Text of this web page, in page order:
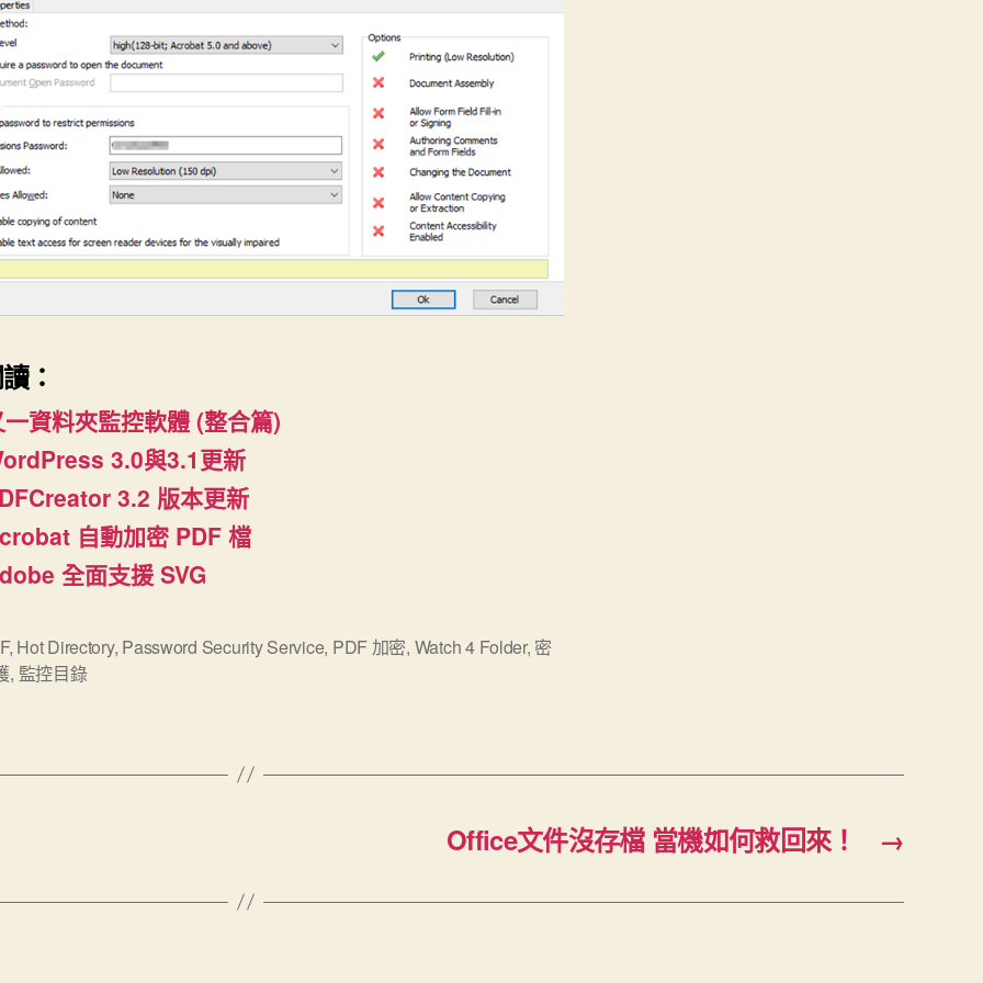
：
資料夾監控軟體 (整合篇)
3.0與3.1更新
3.2 版本更新
自動加密 PDF 檔
全面支援 SVG
, Hot Directory, Password Security Service, PDF 加密, Watch 4 Folder, 密
, 監控目錄
→
Office文件沒存檔 當機如何救回來！